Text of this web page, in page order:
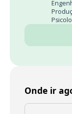
Onde ir